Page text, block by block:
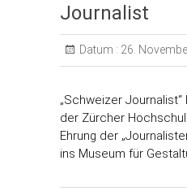
Journalist
Datum : 26.
„Schweizer
der Zürcher
Ehrung der
ins Museum für